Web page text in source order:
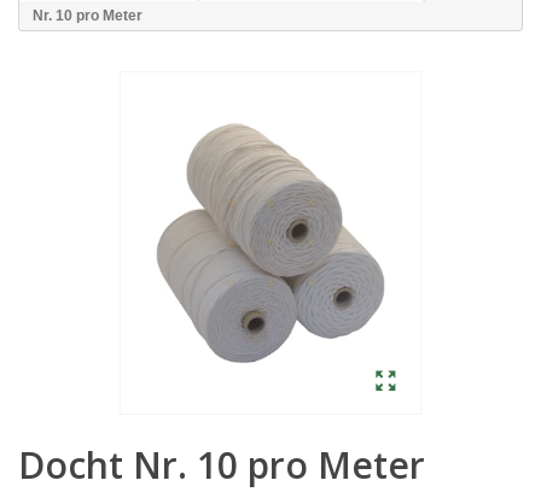
Nr. 10 pro Meter
Docht Nr. 10 pro Meter